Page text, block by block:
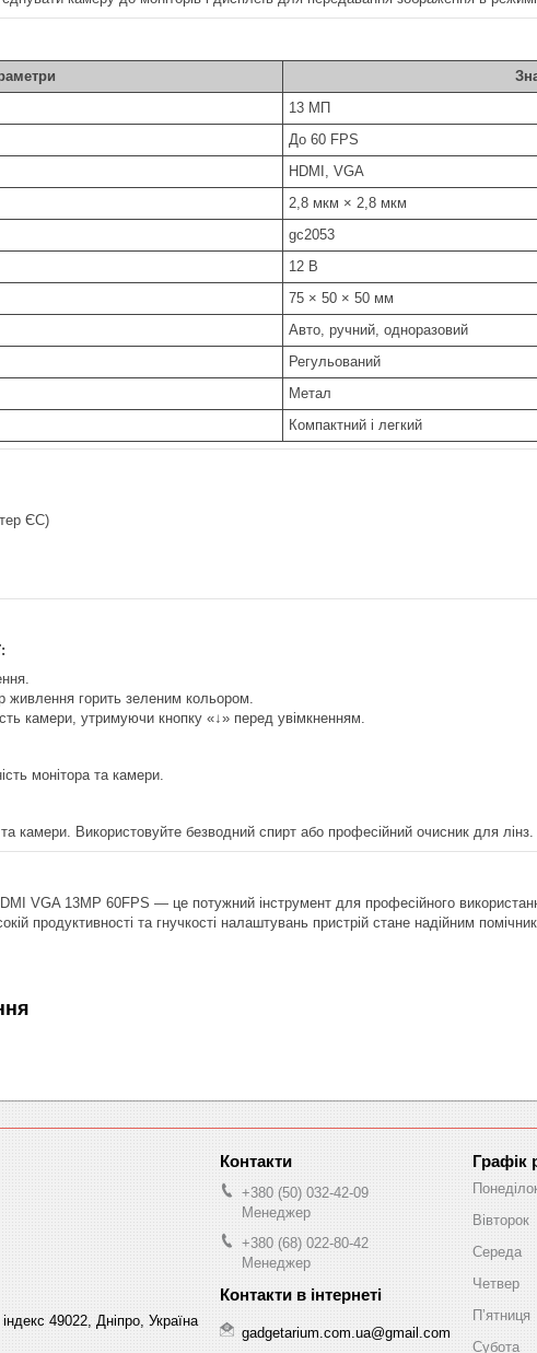
13 МП
До 60 FPS
HDMI, VGA
2,8 мкм × 2,8 мкм
gc2053
12 В
75 × 50 × 50 мм
Авто, ручний, одноразовий
Регульований
Метал
Компактний і легкий
ЄС)
живлення горить зеленим кольором.
камери, утримуючи кнопку «↓» перед увімкненням.
монітора та камери.
та камери. Використовуйте безводний спирт або професійний очисник для лінз.
VGA 13MP 60FPS — це потужний інструмент для професійного
продуктивності та гнучкості налаштувань пристрій стане надійним
49022, Дніпро, Україна
+380 (50) 032-42-09
Менеджер
+380 (68) 022-80-42
Менеджер
gadgetarium.com.ua@gmail.com
Графік
Вівторок
Середа
Четвер
Пʼятниця
Субота